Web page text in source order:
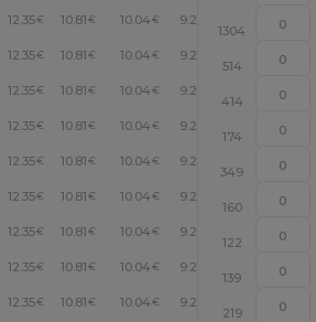
12.35€ 10.81 € 10.04€ 9.27 +
1304
12.35€ 10.81 € 10.04€ 9.27 +
514
12.35€ 10.81 € 10.04€ 9.27 +
414
12.35€ 10.81 € 10.04€ 9.27 +
174
12.35€ 10.81 € 10.04€ 9.27 +
349
12.35€ 10.81 € 10.04€ 9.27 +
160
12.35€ 10.81 € 10.04€ 9.27 +
122
12.35€ 10.81 € 10.04€ 9.27 +
139
12.35€ 10.81 € 10.04€ 9.27 +
219